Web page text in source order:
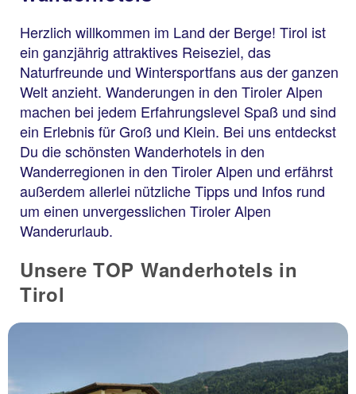
Herzlich willkommen im Land der Berge! Tirol ist
ein ganzjährig attraktives Reiseziel, das
Naturfreunde und Wintersportfans aus der ganzen
Welt anzieht. Wanderungen in den Tiroler Alpen
machen bei jedem Erfahrungslevel Spaß und sind
ein Erlebnis für Groß und Klein. Bei uns entdeckst
Du die schönsten Wanderhotels in den
Wanderregionen in den Tiroler Alpen und erfährst
außerdem allerlei nützliche Tipps und Infos rund
um einen unvergesslichen Tiroler Alpen
Wanderurlaub.
Unsere TOP Wanderhotels in
Tirol